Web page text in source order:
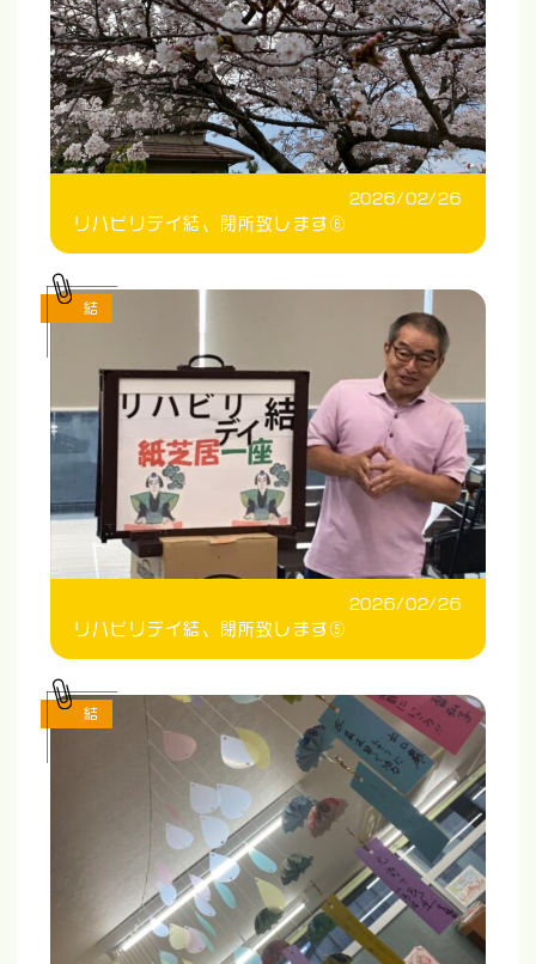
2026/02/26
リハビリデイ結、閉所致します⑥
2026/02/26
リハビリデイ結、閉所致します⑤
結
結